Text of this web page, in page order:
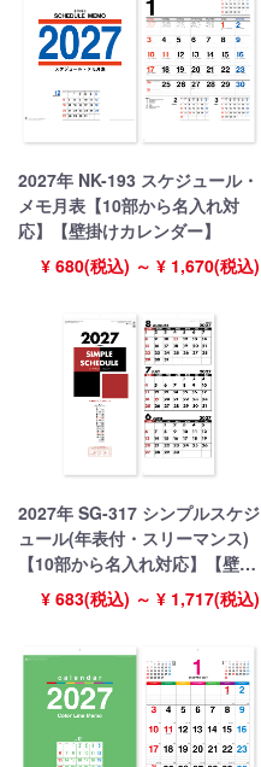
2027年 NK-193 スケジュール・
メモ月表【10部から名入れ対
応】【壁掛けカレンダー】
¥ 680(税込) ～ ¥ 1,670(税込)
2027年 SG-317 シンプルスケジ
ュール(年表付・スリーマンス)
【10部から名入れ対応】【壁掛
けカレンダー】
¥ 683(税込) ～ ¥ 1,717(税込)